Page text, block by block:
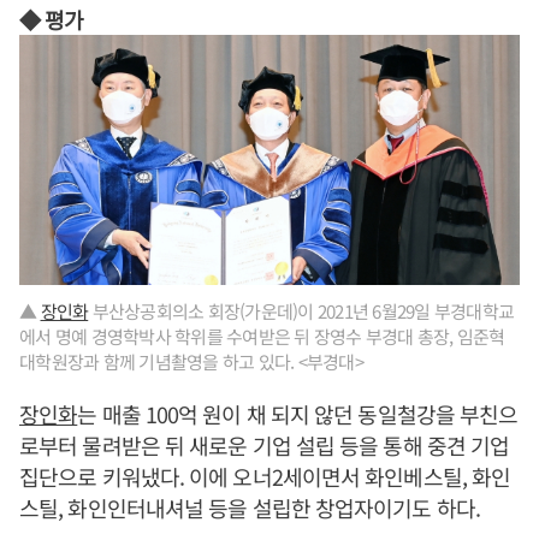
◆ 평가
▲ 장인화부산상공회의소 회장(가운데)이 2021년 6월29일 부경대학교
에서 명예 경영학박사 학위를 수여받은 뒤 장영수 부경대 총장, 임준혁
대학원장과 함께 기념촬영을 하고 있다. <부경대>
장인화는 매출 100억 원이 채 되지 않던 동일철강을 부친으
로부터 물려받은 뒤 새로운 기업 설립 등을 통해 중견 기업
집단으로 키워냈다. 이에 오너2세이면서 화인베스틸, 화인
스틸, 화인인터내셔널 등을 설립한 창업자이기도 하다.